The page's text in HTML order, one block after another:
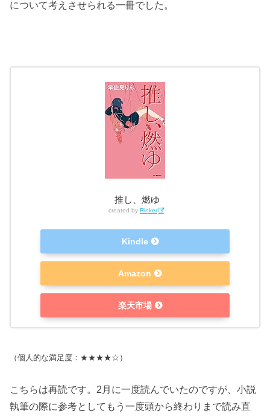
について考えさせられる一冊でした。
推し、燃ゆ
created by Rinker
Kindle
Amazon
楽天市場
（個人的な満足度：★★★★☆）
こちらは再読です。2月に一度読んでいたのですが、小説
執筆の際に参考としてもう一度頭から終わりまで読み直